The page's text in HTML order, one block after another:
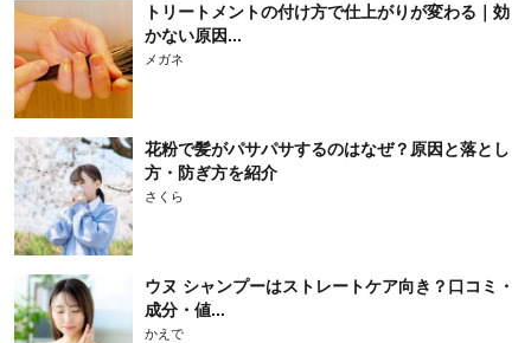
トリートメントの付け方で仕上がりが変わる｜効
かない原因...
メガネ
花粉で髪がパサパサするのはなぜ？原因と落とし
方・防ぎ方を紹介
さくら
ウヌ シャンプーはストレートケア向き？口コミ・
成分・値...
かえで